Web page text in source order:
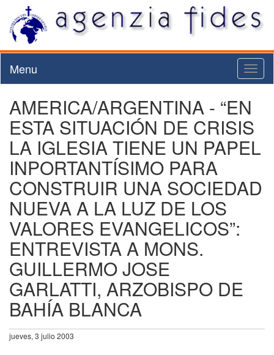
Menu
AMERICA/ARGENTINA - “EN
ESTA SITUACIÓN DE CRISIS
LA IGLESIA TIENE UN PAPEL
INPORTANTÍSIMO PARA
CONSTRUIR UNA SOCIEDAD
NUEVA A LA LUZ DE LOS
VALORES EVANGELICOS”:
ENTREVISTA A MONS.
GUILLERMO JOSE
GARLATTI, ARZOBISPO DE
BAHÍA BLANCA
jueves, 3 julio 2003